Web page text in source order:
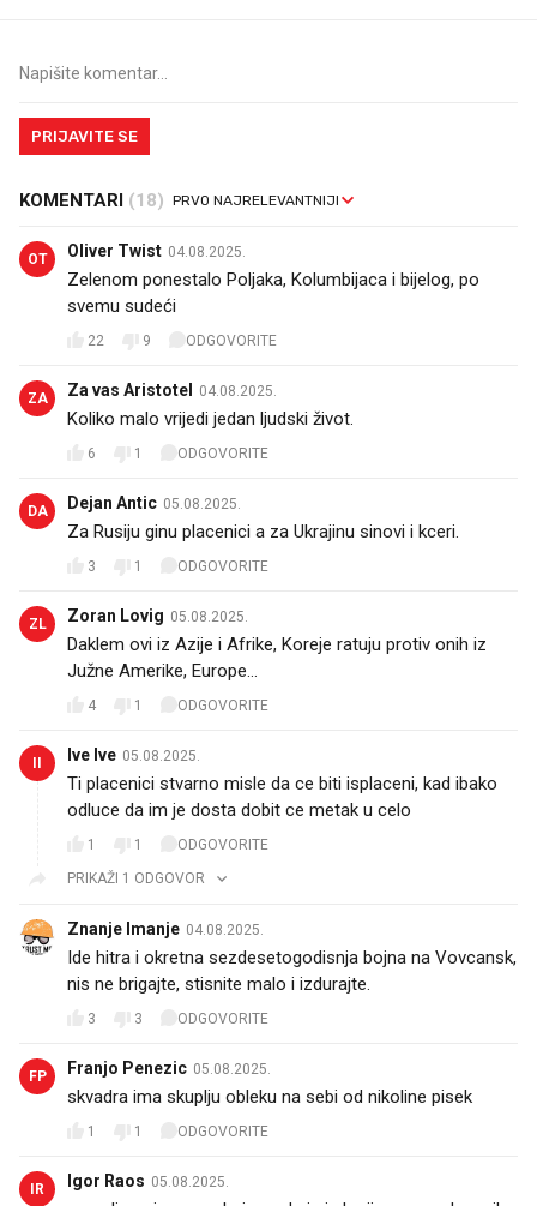
PRIJAVITE SE
KOMENTARI (18)
OT Oliver Twist 04.08.2025.
Zelenom ponestalo Poljaka, Kolumbijaca i bijelog, po
svemu sudeći
22 9 ODGOVORITE
ZA Za vas Aristotel 04.08.2025.
Koliko malo vrijedi jedan ljudski život.
6 1 ODGOVORITE
DA Dejan Antic 05.08.2025.
Za Rusiju ginu placenici a za Ukrajinu sinovi i kceri.
3 1 ODGOVORITE
ZL Zoran Lovig 05.08.2025.
Daklem ovi iz Azije i Afrike, Koreje ratuju protiv onih iz
Južne Amerike, Europe...
4 1 ODGOVORITE
II Ive Ive 05.08.2025.
Ti placenici stvarno misle da ce biti isplaceni, kad ibako
odluce da im je dosta dobit ce metak u celo
1 1
ODGOVORITE
PRIKAŽI 1 ODGOVOR
Znanje Imanje 04.08.2025.
Ide hitra i okretna sezdesetogodisnja bojna na Vovcansk,
nis ne brigajte, stisnite malo i izdurajte.
3 3 ODGOVORITE
FP Franjo Penezic 05.08.2025.
skvadra ima skuplju obleku na sebi od nikoline pisek
1 1 ODGOVORITE
IR Igor Raos 05.08.2025.